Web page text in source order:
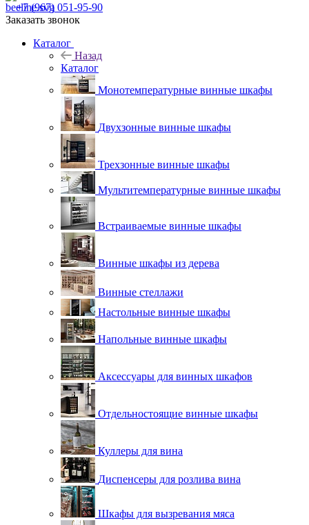
+7 (967) 051-95-90
Заказать звонок
Каталог
Назад
Каталог
Монотемпературные винные шкафы
Двухзонные винные шкафы
Трехзонные винные шкафы
Мультитемпературные винные шкафы
Встраиваемые винные шкафы
Винные шкафы из дерева
Винные стеллажи
Настольные винные шкафы
Напольные винные шкафы
Аксессуары для винных шкафов
Отдельностоящие винные шкафы
Куллеры для вина
Диспенсеры для розлива вина
Шкафы для вызревания мяса